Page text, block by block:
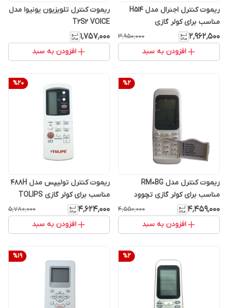
ریموت کنترل اجنرال مدل H514
مناسب برای کولر گازی
OGENERAL
۲٬۹۶۲٬۵۰۰ ۳٬۹۵۰٬۰۰۰
افزودن به سبد
ریموت کنترل تلویزیون یونیوا مدل
T2S2 VOICE
۱٬۷۵۷٬۰۰۰
افزودن به سبد
%2
ریموت کنترل مدل RM0BG
مناسب برای کولر گازی تچوود
۴٬۴۵۹٬۰۰۰ ۴٬۵۵۰٬۰۰۰
افزودن به سبد
%20
ریموت کنترل تولیپس مدل 488H
مناسب برای کولر گازی TOLIPS
۴٬۶۲۴٬۰۰۰ ۵٬۷۸۰٬۰۰۰
افزودن به سبد
%2
%19